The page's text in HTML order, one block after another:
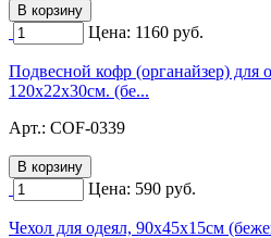
Цена: 1160 руб.
Подвесной кофр (органайзер) для
120х22х30см. (бе...
Арт.: COF-0339
Цена: 590 руб.
Чехол для одеял, 90х45х15см